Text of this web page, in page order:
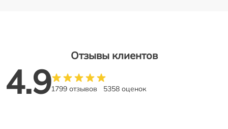
Отзывы клиентов
4.91799 отзывов 5358 оценок